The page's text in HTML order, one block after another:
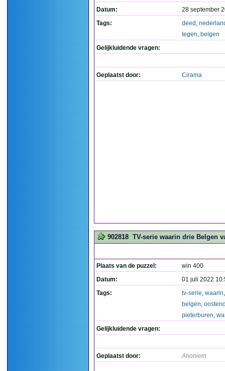
Datum:
28 september
Tags:
deed ,
tegen, belgen
Gelijkluidende vragen:
Geplaatst door: Cirama
902818 TV-serie waarin drie Belgen
Plaats van de puzzel:
win 400
Datum:
01 juli 2022
Tags:
tv-serie, waarin
belgen,
pieterburen,
Gelijkluidende vragen:
Geplaatst door: Anoniem